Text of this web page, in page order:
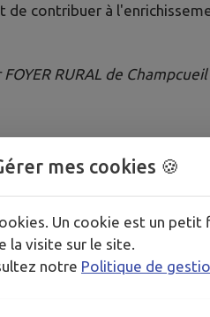
de contribuer à
RURAL de Champcueil
mes cookies 🍪
Un cookie est un petit
la visite sur le site.
notre Politique de